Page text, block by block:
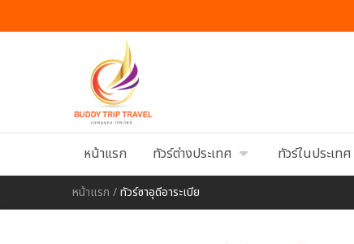
หน้าแรก ทัวร์ต่างประเทศ ทัวร์ในประเทศ
หน้าแรก /ทัวร์ซาอุดีอาระเบีย